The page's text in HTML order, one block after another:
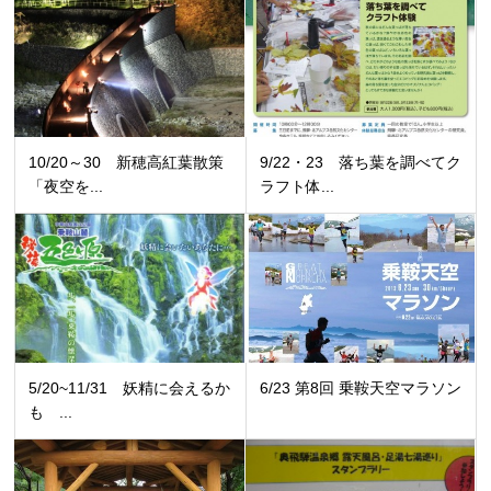
10/20～30 新穂高紅葉散策
「夜空を...
9/22・23 落ち葉を調べてク
ラフト体...
5/20~11/31 妖精に会えるか
も ...
6/23 第8回 乗鞍天空マラソン